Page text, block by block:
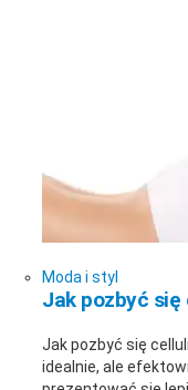
Moda i styl
Jak pozbyć
Jak pozbyć się
idealnie, ale